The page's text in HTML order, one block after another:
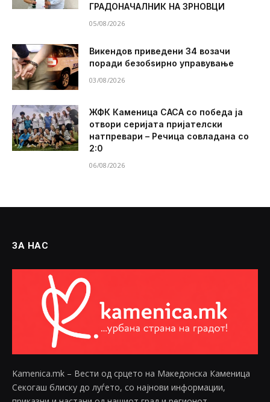
ГРАДОНАЧАЛНИК НА ЗРНОВЦИ
05/08/2026
Викендов приведени 34 возачи
поради безобѕирно управување
03/08/2026
ЖФК Каменица САСА со победа ја
отвори серијата пријателски
натпревари – Речица совладана со
2:0
06/08/2026
ЗА НАС
Kamenica.mk – Вести од срцето на Македонска Каменица
Секогаш блиску до луѓето, со најнови информации,